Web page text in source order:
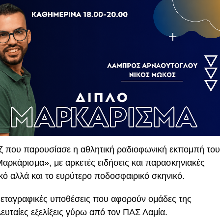
που παρουσίασε η αθλητική ραδιοφωνική εκπομπή του
με αρκετές ειδήσεις και παρασκηνιακές
αλλά και το ευρύτερο ποδοσφαιρικό σκηνικό.
υποθέσεις που αφορούν ομάδες της
εξελίξεις γύρω από τον ΠΑΣ Λαμία.